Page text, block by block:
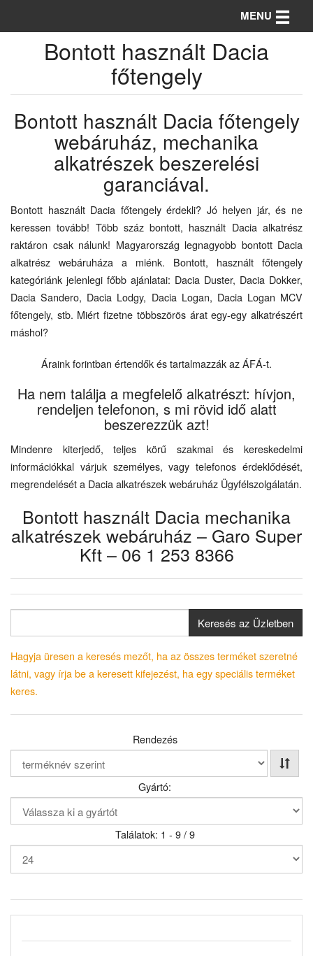
MENU Toggle
Bontott használt Dacia
főtengely
Bontott használt Dacia főtengely
webáruház, mechanika
alkatrészek beszerelési
garanciával.
Bontott használt Dacia főtengely érdekli? Jó helyen jár, és ne
keressen tovább! Több száz bontott, használt Dacia alkatrész
raktáron csak nálunk! Magyarország legnagyobb bontott Dacia
alkatrész webáruháza a miénk. Bontott, használt főtengely
kategóriánk jelenlegi főbb ajánlatai: Dacia Duster, Dacia Dokker,
Dacia Sandero, Dacia Lodgy, Dacia Logan, Dacia Logan MCV
főtengely, stb. Miért fizetne többszörös árat egy-egy alkatrészért
máshol?
Áraink forintban értendők és tartalmazzák az ÁFÁ-t.
Ha nem találja a megfelelő alkatrészt: hívjon,
rendeljen telefonon, s mi rövid idő alatt
beszerezzük azt!
Mindenre kiterjedő, teljes körű szakmai és kereskedelmi
információkkal várjuk személyes, vagy telefonos érdeklődését,
megrendelését a Dacia alkatrészek webáruház Ügyfélszolgálatán.
Bontott használt Dacia mechanika
alkatrészek webáruház – Garo Super
Kft – 06 1 253 8366
Keresés az Üzletben
Hagyja üresen a keresés mezőt, ha az összes terméket szeretné
látni, vagy írja be a keresett kifejezést, ha egy speciális terméket
keres.
Rendezés
Gyártó:
Találatok: 1 - 9 / 9